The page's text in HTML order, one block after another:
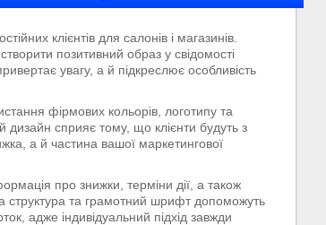
клієнтів для салонів і магазинів.
позитивний образ у свідомості
увагу, а й підкреслює особливість
фірмових кольорів, логотипу та
дизайн сприяє тому, що клієнти будуть з
а й частина вашої маркетингової
про знижки, терміни дії, а також
структура та грамотний шрифт допоможуть
адже індивідуальний підхід завжди